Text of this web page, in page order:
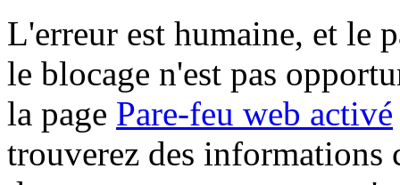
L'erreur est humaine, et le
le blocage n'est pas
la page Pare-feu web activé
trouverez des informations